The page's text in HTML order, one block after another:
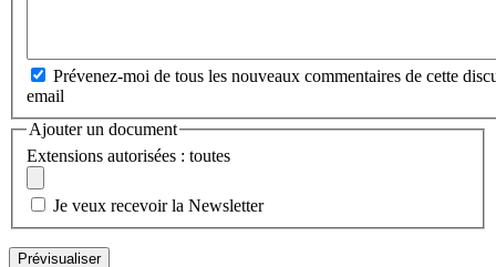
Prévenez-moi de tous les nouveaux commentaires de cette
email
Ajouter un document
Extensions autorisées : toutes
Je veux recevoir la Newsletter